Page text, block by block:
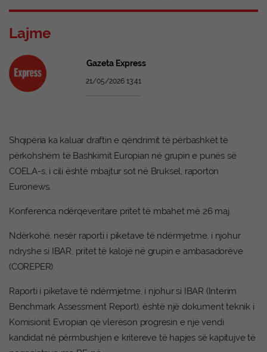
Lajme
Gazeta Express
21/05/2026 13:41
Shqipëria ka kaluar draftin e qëndrimit të përbashkët të
përkohshëm të Bashkimit Europian në grupin e punës së
COELA-s, i cili është mbajtur sot në Bruksel, raporton
Euronews.
Konferenca ndërqeveritare pritet të mbahet më 26 maj.
Ndërkohë, nesër raporti i piketave të ndërmjetme, i njohur
ndryshe si IBAR, pritet të kalojë në grupin e ambasadorëve
(COREPER).
Raporti i piketave të ndërmjetme, i njohur si IBAR (Interim
Benchmark Assessment Report), është një dokument teknik i
Komisionit Evropian që vlerëson progresin e një vendi
kandidat në përmbushjen e kritereve të hapjes së kapitujve të